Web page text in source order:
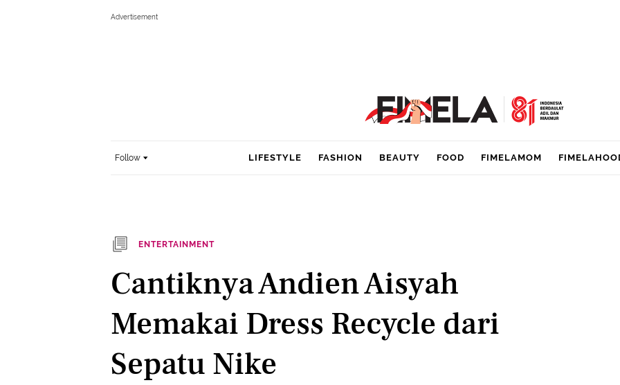
Follow LIFESTYLE FASHION BEAUTY FOOD FIMELAMOM
ENTERTAINMENT
Cantiknya Andien Aisyah
Memakai Dress Recycle dari
Sepatu Nike